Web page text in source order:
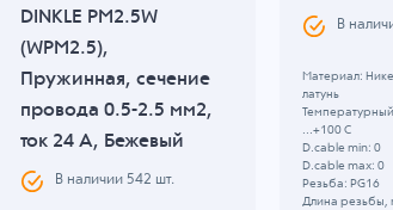
DINKLE PM2.5W
(WPM2.5),
Пружинная, сечение
провода 0.5-2.5 мм2,
ток 24 A, Бежевый
В наличии 542 шт.
В
Материал:
латунь
...+100 C
D.cable min: 0
D.cable max: 0
Резьба: PG16
Длина резьбы,